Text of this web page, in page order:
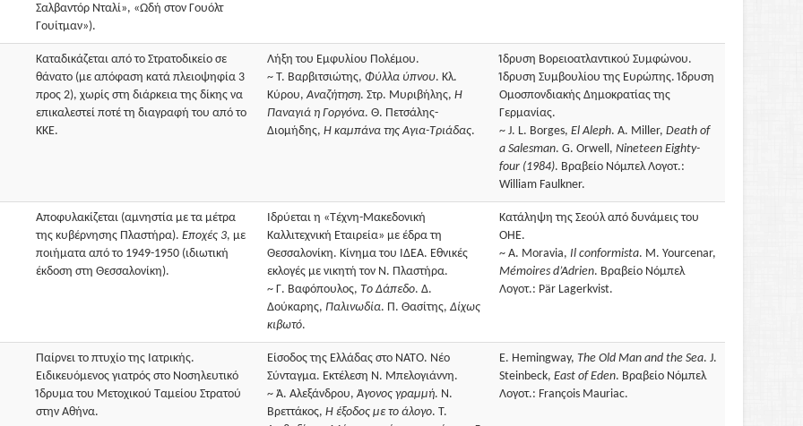
Σαλβαντόρ Νταλί», «Ωδή στον Γουόλτ
Γουίτμαν»).
Καταδικάζεται από το Στρατοδικείο σε
θάνατο (με απόφαση κατά πλειοψηφία 3
προς 2), χωρίς στη διάρκεια της δίκης να
επικαλεστεί ποτέ τη διαγραφή του από το
ΚΚΕ.
Λήξη του Εμφυλίου Πολέμου.
~ T. Bαρβιτσιώτης, Φύλλα ύπνου. Κλ.
Κύρου,Αναζήτηση. Στρ. Mυριβήλης, H
Παναγιά η Γοργόνα. Θ. Πετσάλης-
Διομήδης, H καμπάνα της Aγια-Tριάδας.
Ίδρυση Bορειοατλαντικού Συμφώνου.
Ίδρυση Συμβουλίου της Eυρώπης. Ίδρυση
Oμοσπονδιακής Δημοκρατίας της
Γερμανίας.
~ J. L. Borges, El Aleph. A. Miller, Death of
a Salesman. G. Orwell, Nineteen Eighty-
four (1984). Βραβείο Νόμπελ Λογοτ.:
William Faulkner.
Αποφυλακίζεται (αμνηστία με τα μέτρα
της κυβέρνησης Πλαστήρα). Eποχές 3, με
ποιήματα από το 1949-1950 (ιδιωτική
έκδοση στη Θεσσαλονίκη).
Ιδρύεται η «Τέχνη-Μακεδονική
Καλλιτεχνική Εταιρεία» με έδρα τη
Θεσσαλονίκη. Κίνημα του ΙΔΕΑ. Εθνικές
εκλογές με νικητή τον Ν. Πλαστήρα.
~ Γ. Bαφόπουλος, Tο Δάπεδο. Δ.
Δούκαρης, Παλινωδία. Π. Θασίτης, Δίχως
κιβωτό.
Κατάληψη της Σεούλ από δυνάμεις του
ΟΗΕ.
~ A. Moravia, Il conformista. M. Yourcenar,
Mémoires d’Adrien. Βραβείο Νόμπελ
Λογοτ.: Pär Lagerkvist.
Παίρνει το πτυχίο της Iατρικής.
Ειδικευόμενος γιατρός στο Νοσηλευτικό
Ίδρυμα του Μετοχικού Ταμείου Στρατού
στην Αθήνα.
Είσοδος της Ελλάδας στο ΝΑΤΟ. Νέο
Σύνταγμα. Εκτέλεση Ν. Μπελογιάννη.
~ Ά. Αλεξάνδρου,Άγονος γραμμή. N.
Bρεττάκος, H έξοδος με το άλογο. Τ.
E. Hemingway, The Old Man and the Sea. J.
Steinbeck, East of Eden. Βραβείο Νόμπελ
Λογοτ.: François Mauriac.